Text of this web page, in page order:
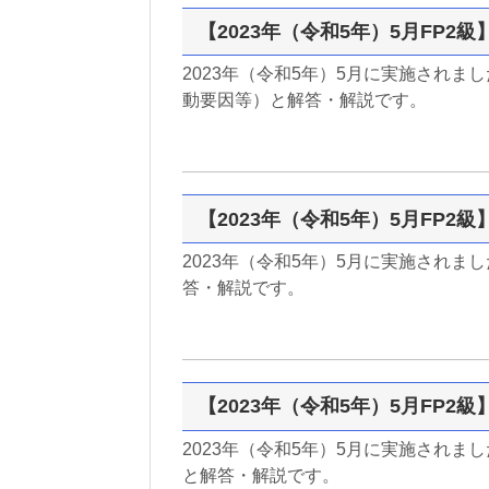
【2023年（令和5年）5月FP2
2023年（令和5年）5月に実施されま
動要因等）と解答・解説です。
【2023年（令和5年）5月FP2級
2023年（令和5年）5月に実施されま
答・解説です。
【2023年（令和5年）5月FP2
2023年（令和5年）5月に実施されま
と解答・解説です。